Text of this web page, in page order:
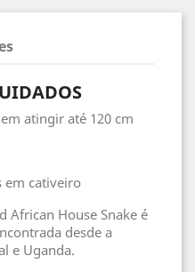
atingir até 120 cm
em cativeiro
African House Snake é
desde a
e Uganda.